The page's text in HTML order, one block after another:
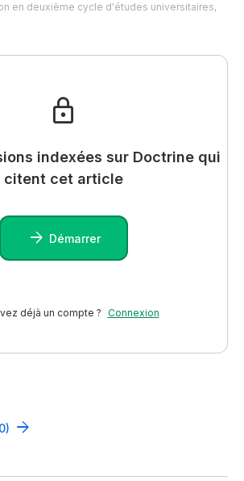
en deuxième cycle d'études universitaires,
indexées sur Doctrine qui
citent cet article
Démarrer
déjà un compte ? Connexion